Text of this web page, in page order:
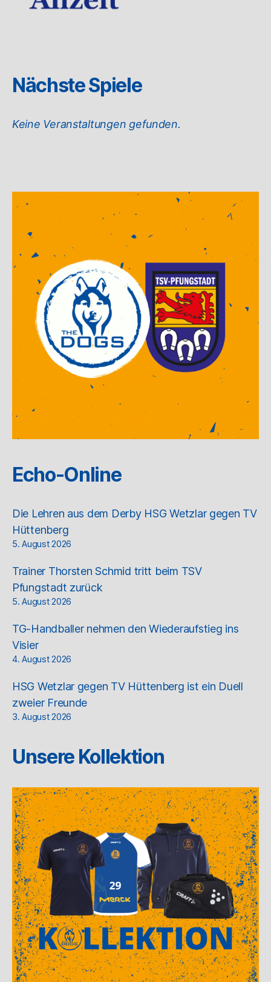
Nächste Spiele
Keine Veranstaltungen gefunden.
Echo-Online
Die Lehren aus dem Derby HSG Wetzlar gegen TV
Hüttenberg
5. August 2026
Trainer Thorsten Schmid tritt beim TSV
Pfungstadt zurück
5. August 2026
TG-Handballer nehmen den Wiederaufstieg ins
Visier
4. August 2026
HSG Wetzlar gegen TV Hüttenberg ist ein Duell
zweier Freunde
3. August 2026
Unsere Kollektion